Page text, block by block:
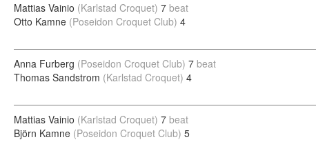
Mattias Vainio (Karlstad Croquet) 7 beat
Otto Kamne (Poseidon Croquet Club) 4
Anna Furberg (Poseidon Croquet Club) 7 beat
Thomas Sandstrom (Karlstad Croquet) 4
Mattias Vainio (Karlstad Croquet) 7 beat
Björn Kamne (Poseidon Croquet Club) 5